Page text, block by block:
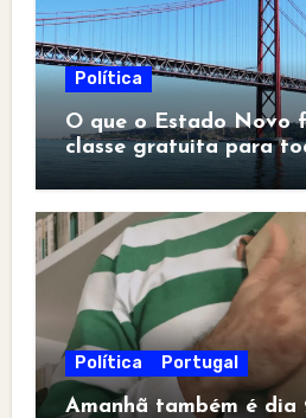
Política
O que o Estado Novo
classe gratuita para
Política Portugal
Amanhã também é dia